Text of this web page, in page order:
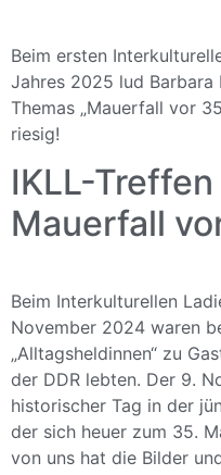
Beim ersten
Jahres 2025 lud
Themas „Mauerfall vor
riesig!
IKLL-
Mauerfall
Beim Interkulturellen
November 2024 waren
„Alltagsheldinnen“ zu
der DDR lebten. Der 9.
historischer Tag in der
der sich heuer zum 35.
von uns hat die Bilder